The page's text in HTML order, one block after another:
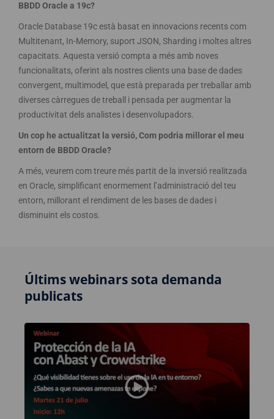
BBDD Oracle a 19c?
Oracle Database 19c està basat en innovacions recents com
Multitenant, In-Memory, suport JSON, Sharding i moltes altres
capacitats. Aquesta versió compta a més amb noves
funcionalitats, oferint als nostres clients una base de dades
convergent, multimodel, que està preparada per treballar amb
diverses càrregues de treball i pensada per augmentar la
productivitat dels analistes i desenvolupadors.
Un cop he actualitzat la versió, Com podria millorar el meu
entorn de BBDD Oracle?
A més, veurem com treure més partit de la inversió realitzada
en Oracle, simplificant enormement l’administració del teu
entorn, millorant el rendiment de les bases de dades i
disminuint els costos.
Últims webinars sota demanda
publicats